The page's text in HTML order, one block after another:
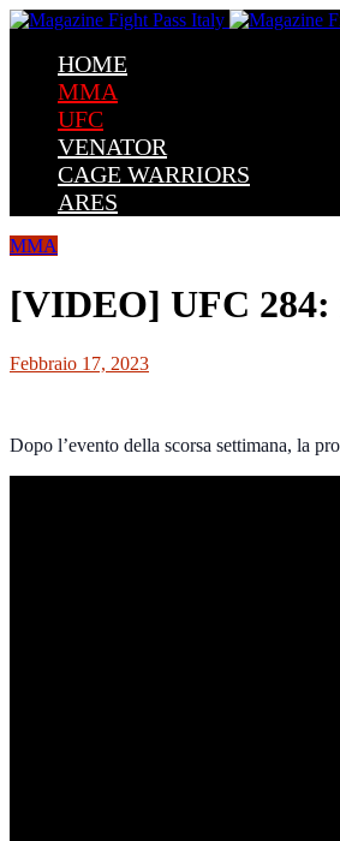
HOME
MMA
UFC
VENATOR
CAGE WARRIORS
ARES
MMA
[VIDEO] UFC 284:
Febbraio 17, 2023
Dopo l’evento della scorsa settimana, la